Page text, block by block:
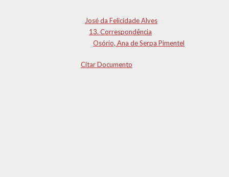
José da Felicidade Alves
13. Correspondência
Osório, Ana de Serpa Pimentel
Citar Documento